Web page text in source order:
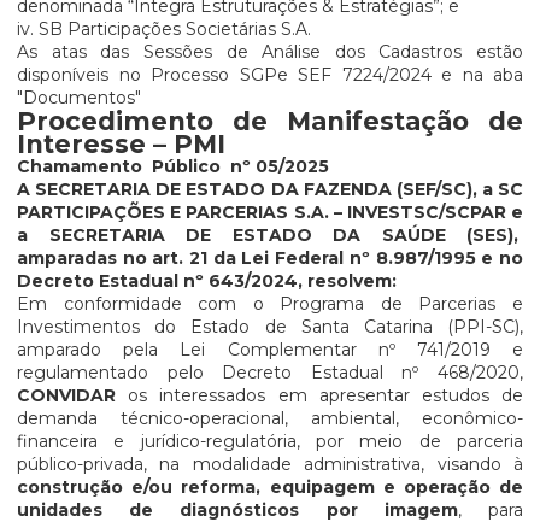
denominada “Íntegra Estruturações & Estratégias”; e
iv. SB Participações Societárias S.A.
As atas das Sessões de Análise dos Cadastros estão
disponíveis no Processo SGPe SEF 7224/2024 e na aba
"Documentos"
Procedimento de Manifestação de
Interesse – PMI
Chamamento Público nº 05/2025
A SECRETARIA DE ESTADO DA FAZENDA (SEF/SC), a SC
PARTICIPAÇÕES E PARCERIAS S.A. – INVESTSC/SCPAR e
a SECRETARIA DE ESTADO DA SAÚDE (SES),
amparadas no art. 21 da Lei Federal nº 8.987/1995 e no
Decreto Estadual nº 643/2024, resolvem:
Em conformidade com o Programa de Parcerias e
Investimentos do Estado de Santa Catarina (PPI-SC),
amparado pela Lei Complementar nº 741/2019 e
regulamentado pelo Decreto Estadual nº 468/2020,
CONVIDAR os interessados em apresentar estudos de
demanda técnico-operacional, ambiental, econômico-
financeira e jurídico-regulatória, por meio de parceria
público-privada, na modalidade administrativa, visando à
construção e/ou reforma, equipagem e operação de
unidades de diagnósticos por imagem, para